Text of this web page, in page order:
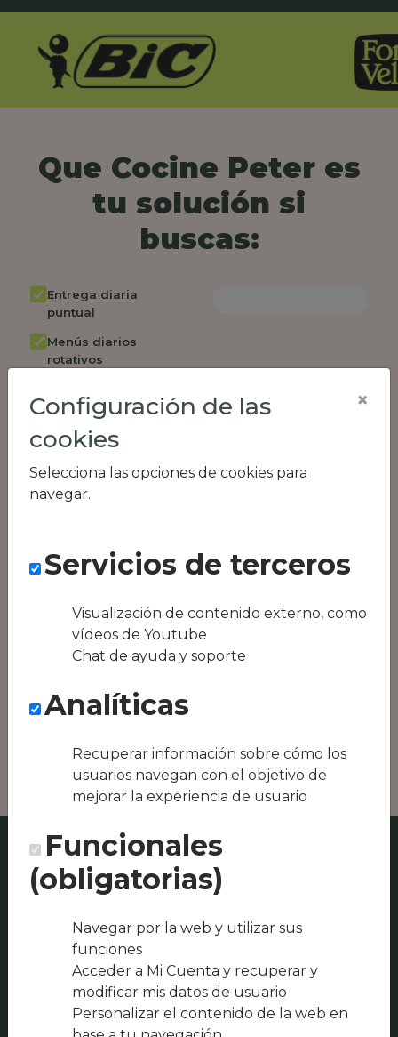
Que Cocine Peter es
tu solución si
buscas:
Entrega diaria
puntual
Menús diarios
rotativos
semanalmente
Factura única
Acceso individual
RR.HH
equipos híbridos
Conseguimos la
oferta local de tu
ser Javier Bayona
Configuración de las
cookies
Selecciona las opciones de cookies para
navegar.
×
Servicios de terceros
Visualización de contenido externo, como
vídeos de Youtube
Chat de ayuda y soporte
Analíticas
Recuperar información sobre cómo los
usuarios navegan con el objetivo de
mejorar la experiencia de usuario
Funcionales
(obligatorias)
Navegar por la web y utilizar sus
funciones
Acceder a Mi Cuenta y recuperar y
modificar mis datos de usuario
Personalizar el contenido de la web en